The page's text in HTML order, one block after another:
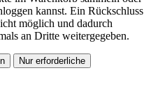
kannst. Ein Rückschluss
möglich und dadurch
an Dritte weitergegeben.
Nur erforderliche